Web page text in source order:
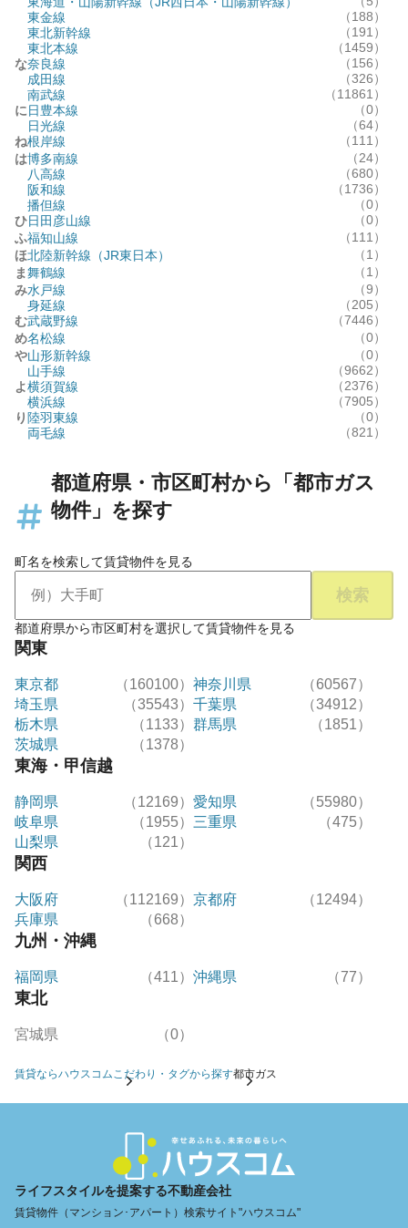
東金線
（188）
東北新幹線
（191）
東北本線
（1459）
な奈良線
（156）
成田線
（326）
南武線
（11861）
に日豊本線
（0）
日光線
（64）
ね根岸線
（111）
は博多南線
（24）
八高線
（680）
阪和線
（1736）
播但線
（0）
ひ日田彦山線
（0）
ふ福知山線
（111）
ほ北陸新幹線（JR東日本）
（1）
ま舞鶴線
（1）
み水戸線
（9）
身延線
（205）
む武蔵野線
（7446）
め名松線
（0）
や山形新幹線
（0）
山手線
（9662）
よ横須賀線
（2376）
横浜線
（7905）
り 陸羽東線
（0）
両毛線
（821）
都道府県・市区町村から「都市ガス
物件」を探す
町名を検索して賃貸物件を見る
検索
都道府県から市区町村を選択して賃貸物件を見る
関東
東京都 （160100） 神奈川県
（60567）
埼玉県
（35543） 千葉県
（34912）
栃木県
（1133） 群馬県
（1851）
茨城県
（1378）
東海・甲信越
静岡県 （12169） 愛知県
（55980）
岐阜県
（1955） 三重県
（475）
山梨県
（121）
関西
大阪府 （112169） 京都府
（12494）
兵庫県
（668）
九州・沖縄
福岡県 （411） 沖縄県 （77）
東北
宮城県 （0）
賃貸ならハウスコムこだわり・タグから探す都市ガス
ライフスタイルを提案する不動産会社
賃貸物件（マンション･アパート）検索サイト"ハウスコム"